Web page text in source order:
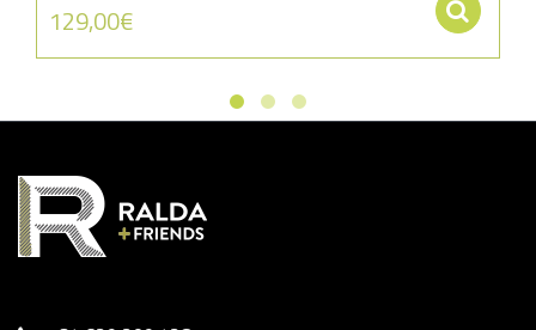
129,00€